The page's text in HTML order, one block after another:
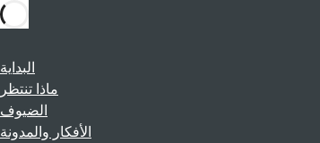
البداية
ماذا تنتظر
الضيوف
الأفكار والمدونة